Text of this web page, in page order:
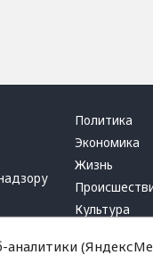
Политика
Экономика
Жизнь
Культура